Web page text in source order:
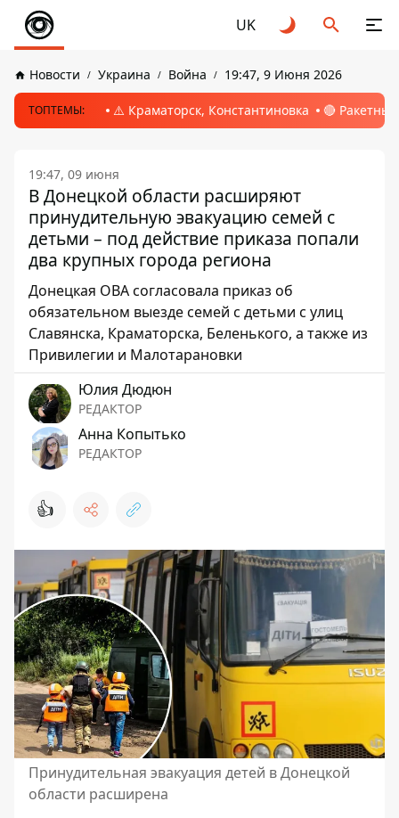
UK
Новости Украина Война 19:47, 9 Июня 2026
ТОПТЕМЫ: ⚠️ Краматорск, Константиновка 🔴
19:47, 09 июня
В Донецкой области расширяют
принудительную эвакуацию семей с
детьми – под действие приказа попали
два крупных города региона
Донецкая ОВА согласовала приказ об
обязательном выезде семей с детьми с улиц
Славянска, Краматорска, Беленького, а также из
Привилегии и Малотарановки
Юлия Дюдюн
РЕДАКТОР
Анна Копытько
РЕДАКТОР
👍
Принудительная эвакуация детей в Донецкой
области расширена